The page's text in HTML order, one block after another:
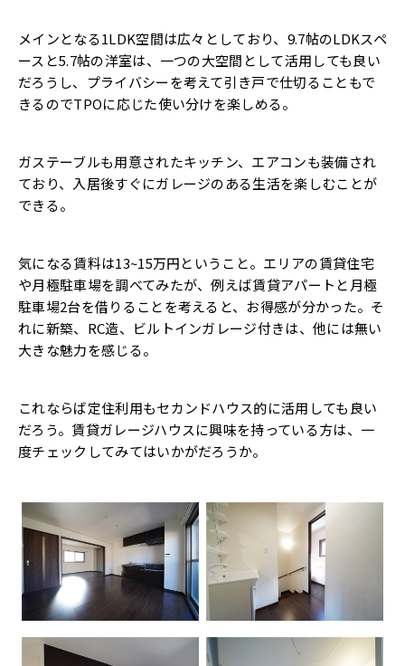
メインとなる1LDK空間は広々としており、9.7帖のLDKスペ
ースと5.7帖の洋室は、一つの大空間として活用しても良い
だろうし、プライバシーを考えて引き戸で仕切ることもで
きるのでTPOに応じた使い分けを楽しめる。
ガステーブルも用意されたキッチン、エアコンも装備され
ており、入居後すぐにガレージのある生活を楽しむことが
できる。
気になる賃料は13~15万円ということ。エリアの賃貸住宅
や月極駐車場を調べてみたが、例えば賃貸アパートと月極
駐車場2台を借りることを考えると、お得感が分かった。そ
れに新築、RC造、ビルトインガレージ付きは、他には無い
大きな魅力を感じる。
これならば定住利用もセカンドハウス的に活用しても良い
だろう。賃貸ガレージハウスに興味を持っている方は、一
度チェックしてみてはいかがだろうか。